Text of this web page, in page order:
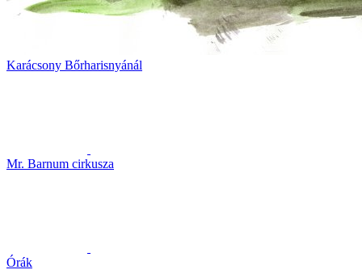
Karácsony Bőrharisnyánál
Mr. Barnum cirkusza
Órák